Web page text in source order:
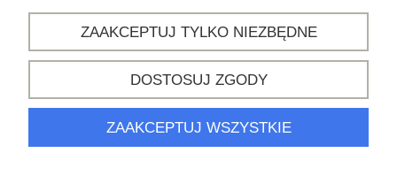
piątku
w godz. 10:00 -
khm@sport-
connection.pl
nr tel.694 896 944
ZAAKCEPTUJ TYLKO NIEZBĘDNE
DOSTOSUJ ZGODY
ZAAKCEPTUJ WSZYSTKIE